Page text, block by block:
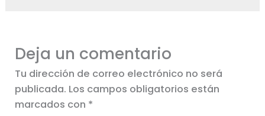
Deja un comentario
Tu dirección de correo electrónico no será
publicada. Los campos obligatorios están
marcados con *